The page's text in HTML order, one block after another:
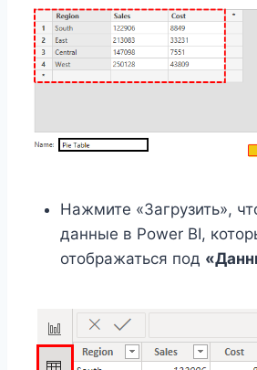
Нажмите «Загрузить»,
данные в Power BI,
отображаться под